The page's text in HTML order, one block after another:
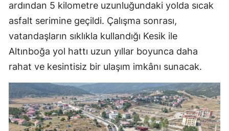
ardından 5 kilometre uzunluğundaki yolda sıcak
asfalt serimine geçildi. Çalışma sonrası,
vatandaşların sıklıkla kullandığı Kesik ile
Altınboğa yol hattı uzun yıllar boyunca daha
rahat ve kesintisiz bir ulaşım imkânı sunacak.